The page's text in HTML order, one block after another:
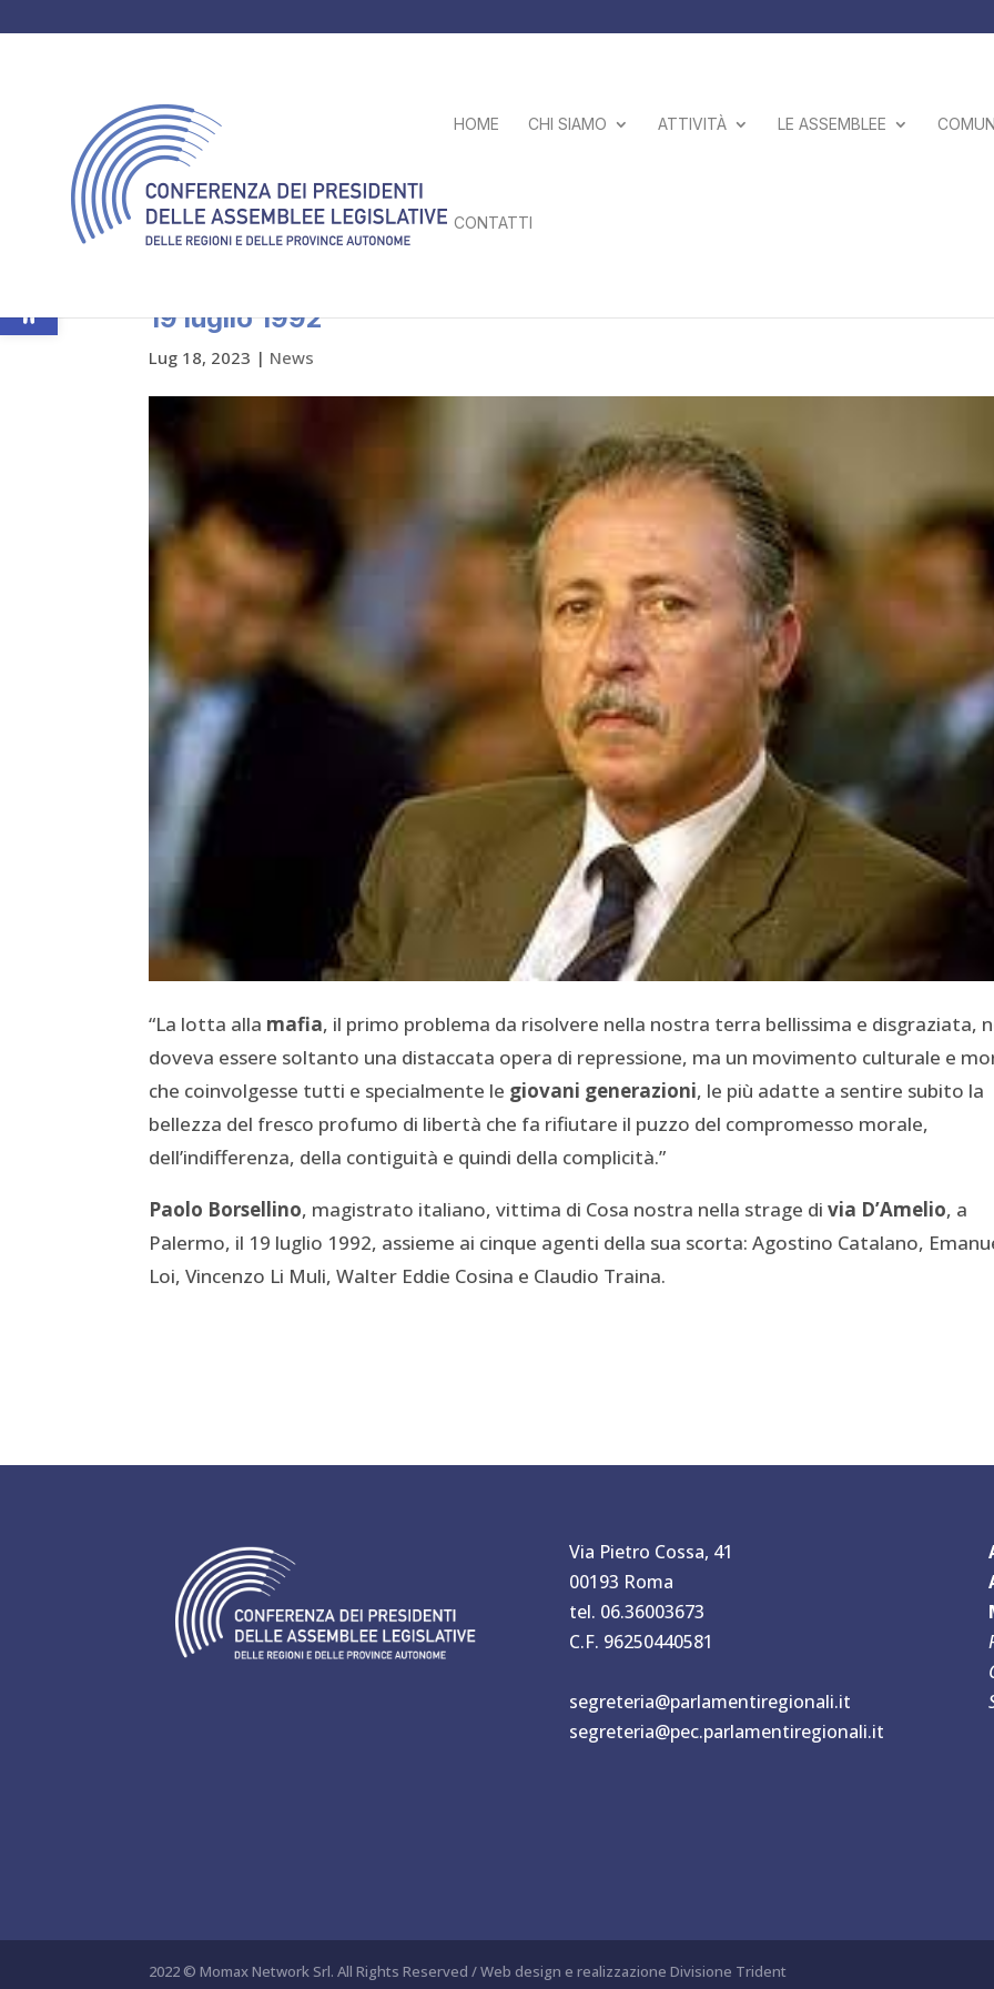
HOME CHI SIAMO ATTIVITÀ LE ASSEMBLEE
CONTATTI
19 luglio 1992
Lug 18, 2023 | News
“La lotta alla mafia, il primo problema da risolvere nella nostra terra bellissima e disgraziata,
doveva essere soltanto una distaccata opera di repressione, ma un movimento culturale e
che coinvolgesse tutti e specialmente le giovani generazioni, le più adatte a sentire subito la
bellezza del fresco profumo di libertà che fa rifiutare il puzzo del compromesso morale,
dell’indifferenza, della contiguità e quindi della complicità.”
Paolo Borsellino, magistrato italiano, vittima di Cosa nostra nella strage divia D’Amelio, a
Palermo, il 19 luglio 1992, assieme ai cinque agenti della sua scorta: Agostino Catalano,
Loi, Vincenzo Li Muli, Walter Eddie Cosina e Claudio Traina.
Via Pietro Cossa, 41
00193 Roma
tel. 06.36003673
C.F. 96250440581
segreteria@parlamentiregionali.it
segreteria@pec.parlamentiregionali.it
2022 © Momax Network Srl. All Rights Reserved / Web design e realizzazione Divisione Trident